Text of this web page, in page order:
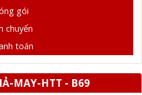
gói
chuyển
toán
MAY-HTT - B69